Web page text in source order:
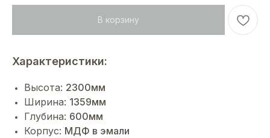
В корзину
Характеристики:
Высота: 2300мм
Ширина: 1359мм
Глубина: 600мм
Корпус: МДФ в эмали